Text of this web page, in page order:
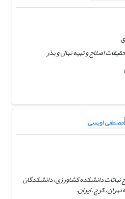
اصلاح و تھیه نھال و بذر
نباتات دانشکده کشاورزی، دانشکدگان
کرج، ایران.